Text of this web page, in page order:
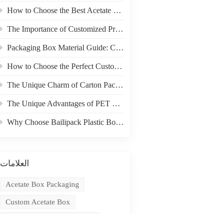
How to Choose the Best Acetate Box for Your Product
The Importance of Customized Product Packaging
Packaging Box Material Guide: Choosing the Right Material for Your Needs
How to Choose the Perfect Custom Packaging Box for Your Product
The Unique Charm of Carton Packaging in Product Display
The Unique Advantages of PET Boxes in E-commerce Packaging
Why Choose Bailipack Plastic Boxes for your Brand?
العلامات
Acetate Box Packaging
Custom Acetate Box